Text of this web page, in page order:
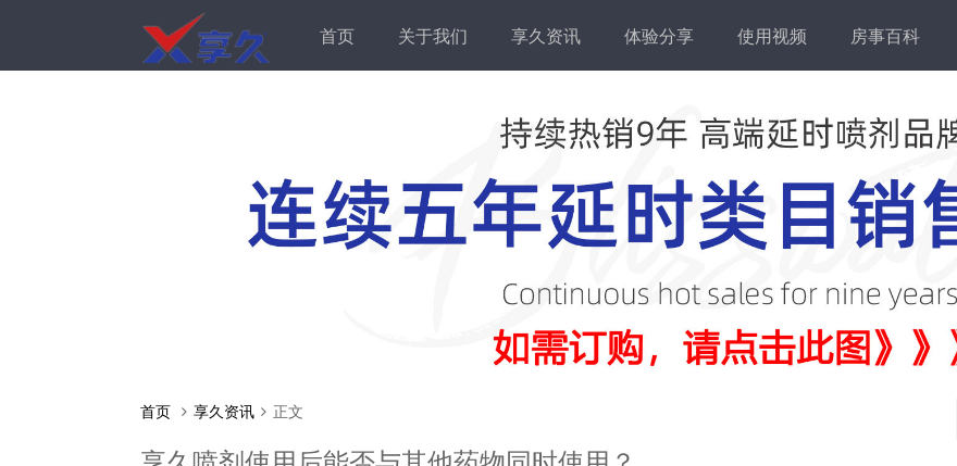
首页 关于我们 享久资讯 体验分享 使用视频 房事百科
首页 享久资讯 正文